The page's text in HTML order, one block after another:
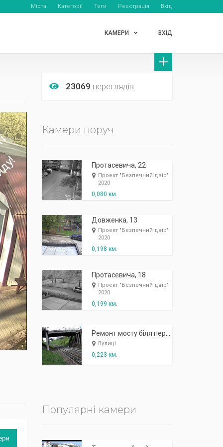
Міста Категорії Теги Реєстрація Вхід
КАМЕРИ ВХІД
23069 переглядів
Камери поруч
Протасевича, 22
Проект "Безпечний двір"
2020
0,080 км.
Довженка, 13
Проект "Безпечний двір"
2020
0,198 км.
Протасевича, 18
Проект "Безпечний двір"
2020
0,199 км.
Вулиці
0,223 км.
Популярні камери